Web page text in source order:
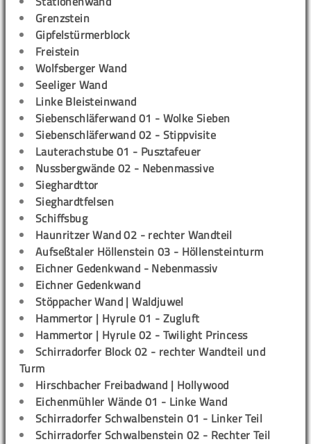
Grenzstein
Gipfelstürmerblock
Freistein
Wolfsberger Wand
Seeliger Wand
Linke Bleisteinwand
Siebenschläferwand 01 - Wolke Sieben
Siebenschläferwand 02 - Stippvisite
Lauterachstube 01 - Pusztafeuer
Nussbergwände 02 - Nebenmassive
Sieghardttor
Sieghardtfelsen
Schiffsbug
Haunritzer Wand 02 - rechter Wandteil
Aufseßtaler Höllenstein 03 - Höllensteinturm
Eichner Gedenkwand - Nebenmassiv
Eichner Gedenkwand
Stöppacher Wand | Waldjuwel
Hammertor | Hyrule 01 - Zugluft
Hammertor | Hyrule 02 - Twilight Princess
Schirradorfer Block 02 - rechter Wandteil und
Turm
Hirschbacher Freibadwand | Hollywood
Eichenmühler Wände 01 - Linke Wand
Schirradorfer Schwalbenstein 01 - Linker Teil
Schirradorfer Schwalbenstein 02 - Rechter Teil